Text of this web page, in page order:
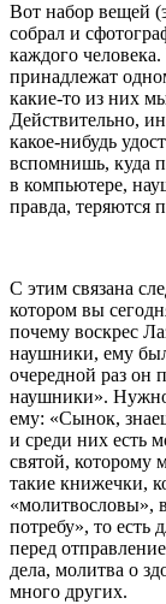
Вот набор вещей
собрал и
каждого
принадлежат
какие-то из них
Действительно,
какое-нибудь
вспомнишь, куда
в компьютере,
правда, теряются
С этим связана
котором вы
почему воскрес
наушники, ему
очередной раз он
наушники». Нужно
ему: «Сынок,
и среди них есть
святой, которому
такие книжечки,
«молитвословы»,
потребу», то
перед
дела, молитва о
много других.